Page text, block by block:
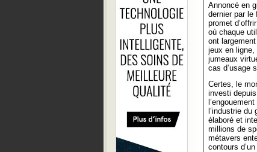
Annoncé en
dernier par le
promet
où chaque
ont
jeux en
jumeaux
cas d’usage
Certes, le
investi
l’industrie
élaboré et
millions de
métavers
contours